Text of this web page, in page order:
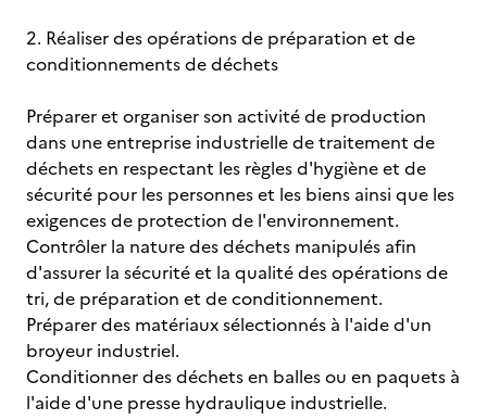
2. Réaliser des opérations de préparation et de
conditionnements de déchets
Préparer et organiser son activité de production
dans une entreprise industrielle de traitement de
déchets en respectant les règles d'hygiène et de
sécurité pour les personnes et les biens ainsi que les
exigences de protection de l'environnement.
Contrôler la nature des déchets manipulés afin
d'assurer la sécurité et la qualité des opérations de
tri, de préparation et de conditionnement.
Préparer des matériaux sélectionnés à l'aide d'un
broyeur industriel.
Conditionner des déchets en balles ou en paquets à
l'aide d'une presse hydraulique industrielle.